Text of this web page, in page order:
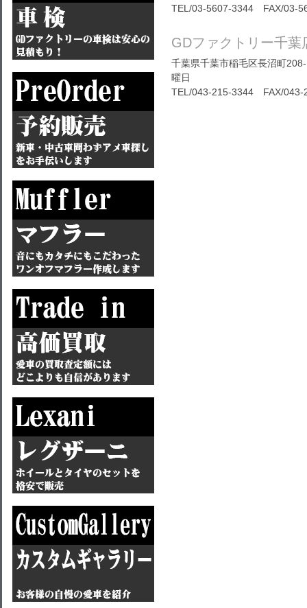
TEL/03-5607-3344 FAX/03-
GDファクトリー千葉
千葉県千葉市稲毛区長沼町
曜日
TEL/043-215-3344 FAX/043-